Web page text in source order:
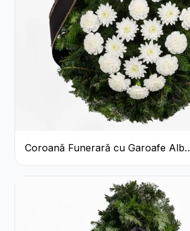
Coroană Funerară cu Garoafe Albe
și Crizanteme